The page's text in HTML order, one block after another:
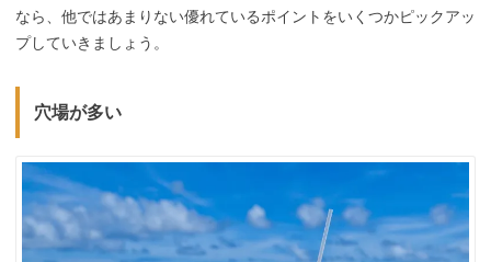
なら、他ではあまりない優れているポイントをいくつかピックアッ
プしていきましょう。
穴場が多い